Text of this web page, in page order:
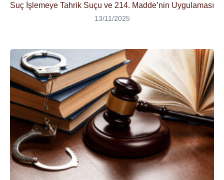
Suç İşlemeye Tahrik Suçu ve 214. Madde’nin Uygulaması
13/11/2025